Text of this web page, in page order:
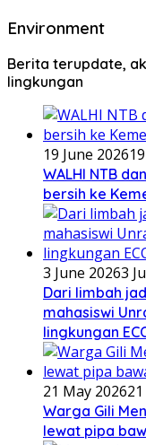
Environment
Berita terupdate,
lingkungan
19 June 2026
WALHI NTB
bersih ke
3 June 20263
Dari limbah
mahasiswi
lingkungan
21 May 2026
Warga Gili
lewat pipa